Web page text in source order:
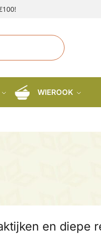
WIEROOK
en diepe